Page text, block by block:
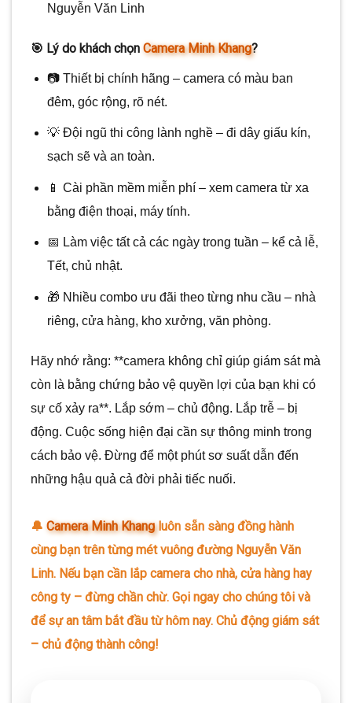
Nguyễn Văn Linh
🎯 Lý do khách chọn Camera Minh Khang?
📷 Thiết bị chính hãng – camera có màu ban
đêm, góc rộng, rõ nét.
💡 Đội ngũ thi công lành nghề – đi dây giấu kín,
sạch sẽ và an toàn.
📱 Cài phần mềm miễn phí – xem camera từ xa
bằng điện thoại, máy tính.
📅 Làm việc tất cả các ngày trong tuần – kể cả lễ,
Tết, chủ nhật.
🎁 Nhiều combo ưu đãi theo từng nhu cầu – nhà
riêng, cửa hàng, kho xưởng, văn phòng.
Hãy nhớ rằng: **camera không chỉ giúp giám sát mà
còn là bằng chứng bảo vệ quyền lợi của bạn khi có
sự cố xảy ra**. Lắp sớm – chủ động. Lắp trễ – bị
động. Cuộc sống hiện đại cần sự thông minh trong
cách bảo vệ. Đừng để một phút sơ suất dẫn đến
những hậu quả cả đời phải tiếc nuối.
🔔 Camera Minh Khangluôn sẵn sàng đồng hành
cùng bạn trên từng mét vuông đường Nguyễn Văn
Linh. Nếu bạn cần lắp camera cho nhà, cửa hàng hay
công ty – đừng chần chừ. Gọi ngay cho chúng tôi và
để sự an tâm bắt đầu từ hôm nay. Chủ động giám sát
– chủ động thành công!